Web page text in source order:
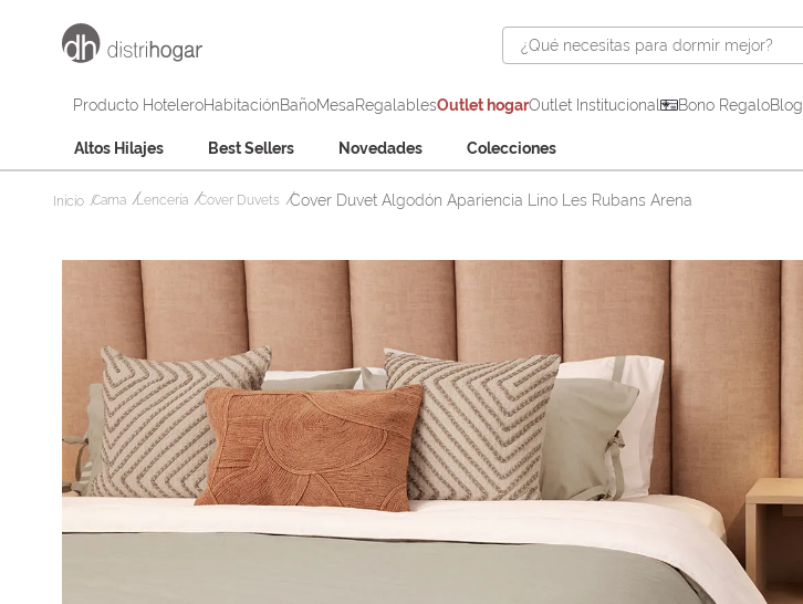
¿Qué necesitas para dormir mejor?
Producto HoteleroHabitaciónBañoMesaRegalablesOutlet hogarOutlet Institucional Bono RegaloBlog
Altos Hilajes Best Sellers Novedades Colecciones
Cama Lencería Cover Duvets Cover Duvet Algodón Apariencia Lino Les Rubans Arena